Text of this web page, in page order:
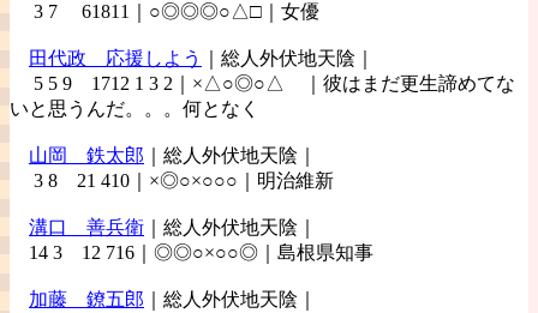
3 7 61811｜○◎◎◎○△□｜女優
田代政 応援しよう
｜総人外伏地天陰｜
5 5 9 1712 1 3 2｜×△○◎○△ ｜彼はまだ更生諦めてな
いと思うんだ。。。何となく
山岡 鉄太郎 ｜総人外伏地天陰｜
3 8 21 410｜×◎○×○○○｜明治維新
溝口 善兵衛 ｜総人外伏地天陰｜
14 3 12 716｜◎◎○×○○◎｜島根県知事
加藤 鐐五郎 ｜総人外伏地天陰｜